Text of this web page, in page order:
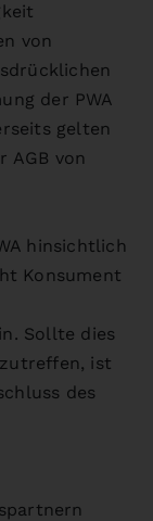
von
der PWA
gelten
AGB von
hinsichtlich
Konsument
Sollte dies
ist
des